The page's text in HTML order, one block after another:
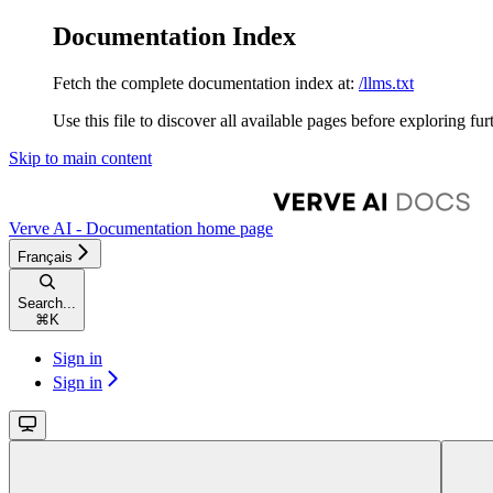
Documentation Index
Fetch the complete documentation index at: /llms.txt
Use this file to discover all available pages before exploring
Skip to main content
Verve AI - Documentation home page
Français
Search...
⌘ K
Sign in
Sign in